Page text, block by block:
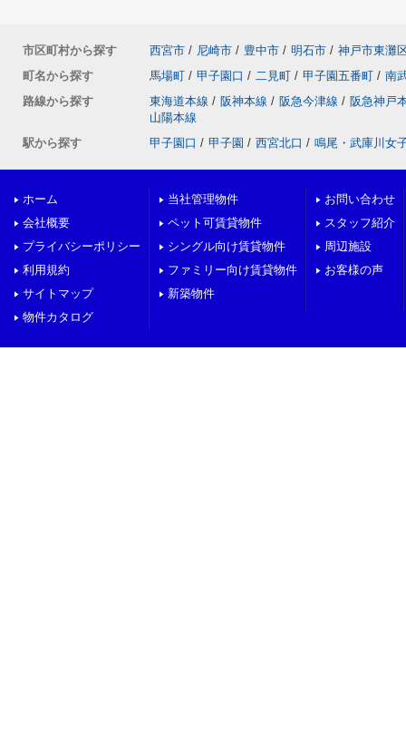
市区町村から探す 西宮市 / 尼崎市 / 豊中市 / 明石市 / 神戸市東灘
町名から探す
馬場町 / 甲子園口 / 二見町 / 甲子園五番町 / 南
路線から探す
東海道本線 / 阪神本線 / 阪急今津線 / 阪急神戸
山陽本線
駅から探す
甲子園口 / 甲子園 / 西宮北口 / 鳴尾・武庫川女
ホーム
会社概要
プライバシーポリシー
利用規約
サイトマップ
物件カタログ
当社管理物件
ペット可賃貸物件
シングル向け賃貸物件
ファミリー向け賃貸物件
新築物件
お問い合わせ
スタッフ紹介
周辺施設
お客様の声